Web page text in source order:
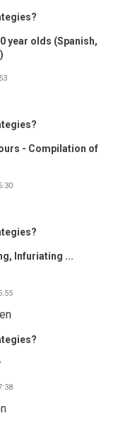
year olds (Spanish,
- Compilation of
Infuriating ...